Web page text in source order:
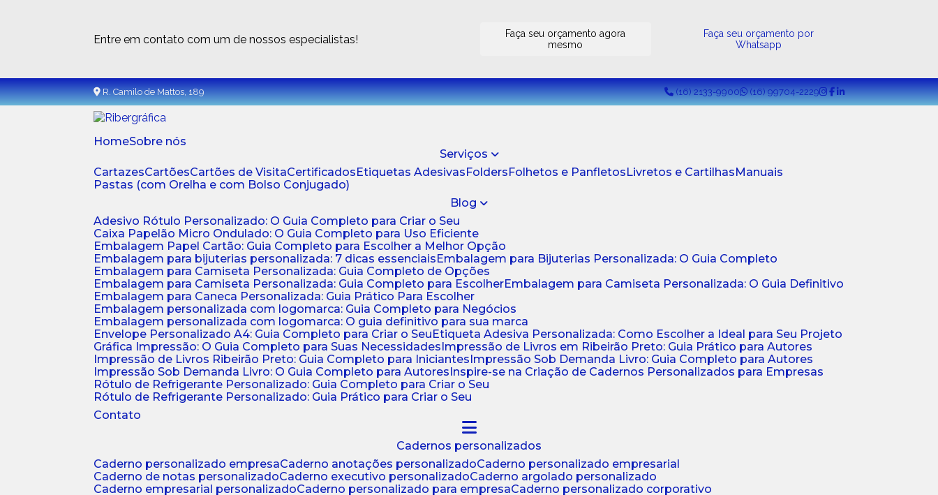
Entre em contato com um de nossos especialistas!
Faça seu orçamento agora
mesmo
Faça seu orçamento por
Whatsapp
R. Camilo de Mattos, 189 (16) 2133-9900 (16) 99704-2229
Home Sobre nós
Serviços
Cartazes
Cartões Cartões de Visita Certificados Etiquetas Adesivas Folders Folhetos e Panfletos Livretos e Cartilhas
Manuais
Pastas (com Orelha e com Bolso Conjugado)
Blog
Adesivo Rótulo Personalizado: O Guia Completo para Criar o Seu
Caixa Papelão Micro Ondulado: O Guia Completo para Uso Eficiente
Embalagem Papel Cartão: Guia Completo para Escolher a Melhor Opção
Embalagem para bijuterias personalizada: 7 dicas essenciais
Embalagem para Bijuterias Personalizada: O Guia Completo
Embalagem para Camiseta Personalizada: Guia Completo de Opções
Embalagem para Camiseta Personalizada: Guia Completo para Escolher
Embalagem para Camiseta Personalizada: O Guia Definitivo
Embalagem para Caneca Personalizada: Guia Prático Para Escolher
Embalagem personalizada com logomarca: Guia Completo para Negócios
Embalagem personalizada com logomarca: O guia definitivo para sua marca
Envelope Personalizado A4: Guia Completo para Criar o Seu
Etiqueta Adesiva Personalizada: Como Escolher a Ideal para Seu Projeto
Gráfica Impressão: O Guia Completo para Suas Necessidades Impressão de Livros em Ribeirão Preto: Guia Prático para Autores
Impressão de Livros Ribeirão Preto: Guia Completo para Iniciantes Impressão Sob Demanda Livro: Guia Completo para Autores
Impressão Sob Demanda Livro: O Guia Completo para Autores Inspire-se na Criação de Cadernos Personalizados para Empresas
Rótulo de Refrigerante Personalizado: Guia Completo para Criar o Seu
Rótulo de Refrigerante Personalizado: Guia Prático para Criar o Seu
Contato
cadernos personalizados
caderno personalizado empresa
caderno anotações personalizado
caderno personalizado empresarial
caderno de notas personalizado
caderno executivo personalizado
caderno argolado personalizado
caderno empresarial personalizado
caderno personalizado para empresa
caderno personalizado corporativo